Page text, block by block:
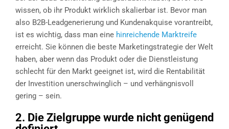
wissen, ob ihr Produkt wirklich skalierbar ist. Bevor man
also B2B-Leadgenerierung und Kundenakquise vorantreibt,
ist es wichtig, dass man eine hinreichende Marktreife
erreicht. Sie können die beste Marketingstrategie der Welt
haben, aber wenn das Produkt oder die Dienstleistung
schlecht für den Markt geeignet ist, wird die Rentabilität
der Investition unerschwinglich – und verhängnisvoll
gering – sein.
2. Die Zielgruppe wurde nicht genügend